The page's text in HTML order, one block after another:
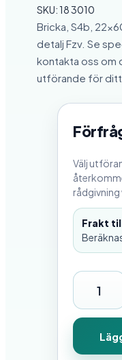
SKU:18 3010
Bricka, S4b,
detalj Fzv. Se
kontakta oss om
utförande för ditt
Välj
rådgivning
Frakt
B
r
i
c